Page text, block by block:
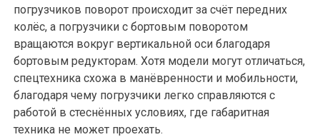
погрузчиков поворот происходит за счёт передних
колёс, а погрузчики с бортовым поворотом
вращаются вокруг вертикальной оси благодаря
бортовым редукторам. Хотя модели могут отличаться,
спецтехника схожа в манёвренности и мобильности,
благодаря чему погрузчики легко справляются с
работой в стеснённых условиях, где габаритная
техника не может проехать.